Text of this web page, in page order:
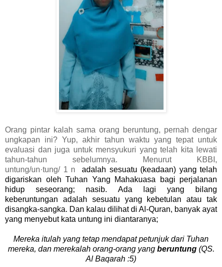
Orang pintar kalah sama orang beruntung, pernah dengar
ungkapan ini? Yup, akhir tahun waktu yang tepat untuk
evaluasi dan juga untuk mensyukuri yang telah kita lewati
tahun-tahun sebelumnya. Menurut KBBI,
untung/un·tung/ 1 n
adalah sesuatu (keadaan) yang telah
digariskan oleh Tuhan Yang Mahakuasa bagi perjalanan
hidup seseorang; nasib. Ada lagi yang bilang
keberuntungan adalah sesuatu yang kebetulan atau tak
disangka-sangka. Dan kalau dilihat di Al-Quran, banyak ayat
yang menyebut kata untung ini diantaranya;
Mereka itulah yang tetap mendapat petunjuk dari Tuhan
mereka, dan merekalah orang-orang yang beruntung(QS.
Al Baqarah :5)